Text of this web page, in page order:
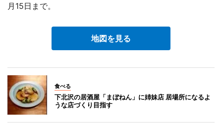
月15日まで。
地図を見る
食べる
下北沢の居酒屋「まぼねん」に姉妹店 居場所になるよ
うな店づくり目指す